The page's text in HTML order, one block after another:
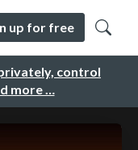
control
more …
up for free